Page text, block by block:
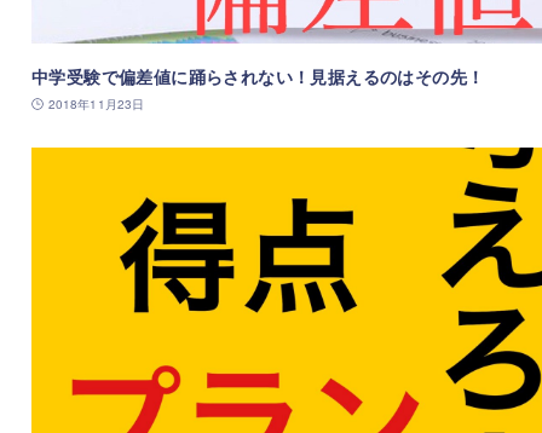
中学受験で偏差値に踊らされない！見据えるのはその先！
2018年11月23日